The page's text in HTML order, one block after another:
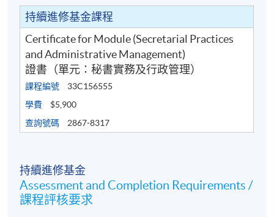
10. 行程安排
- 商務旅行
- 酒店預訂
- 交通預訂
- 應用網上服務(預訂酒店及安排交通)
- 如何使用旅行社
- 商務公幹安排
持續進修基金課程
Certificate for Module (Secretarial Practices
and Administrative Management)
證書（單元：秘書實務及行政管理）
課程編號
33C156555
學費
$5,900
查詢號碼
2867-8317
持續進修基金
Assessment and Completion Requirements /
課程評核要求